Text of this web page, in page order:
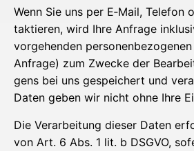
Wenn Sie uns per E‑Mail,
tak­tie­ren, wird Ihre Anfra­ge
vor­ge­hen­den
Anfra­ge) zum Zwe­cke der
gens bei uns gespei­chert und
Daten geben wir nicht ohne Ihre
Die Ver­ar­bei­tung die­ser Daten
von Art. 6 Abs. 1 lit. b DSGVO,